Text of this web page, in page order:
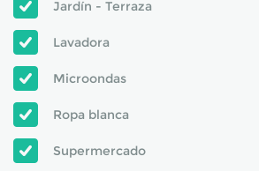
Jardín - Terraza
Lavadora
Microondas
Ropa blanca
Supermercado